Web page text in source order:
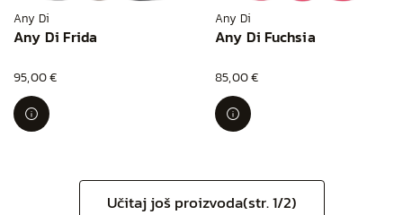
Any Di
Any Di Frida
95,00 €
Any Di
Any Di Fuchsia
85,00 €
Učitaj još proizvoda(str.1/2)